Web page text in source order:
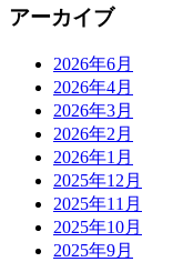
アーカイブ
2026年6月
2026年4月
2026年3月
2026年2月
2026年1月
2025年12月
2025年11月
2025年10月
2025年9月